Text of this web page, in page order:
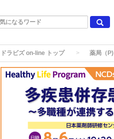
ドラビズ on-line トップ 薬局（P)